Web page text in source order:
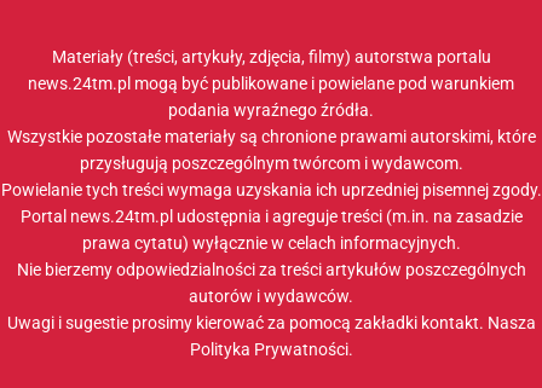
Materiały (treści, artykuły, zdjęcia, filmy) autorstwa portalu
news.24tm.pl mogą być publikowane i powielane pod warunkiem
podania wyraźnego źródła.
Wszystkie pozostałe materiały są chronione prawami autorskimi, które
przysługują poszczególnym twórcom i wydawcom.
Powielanie tych treści wymaga uzyskania ich uprzedniej pisemnej zgody.
Portal news.24tm.pl udostępnia i agreguje treści (m.in. na zasadzie
prawa cytatu) wyłącznie w celach informacyjnych.
Nie bierzemy odpowiedzialności za treści artykułów poszczególnych
autorów i wydawców.
Uwagi i sugestie prosimy kierować za pomocą zakładki kontakt. Nasza
Polityka Prywatności.